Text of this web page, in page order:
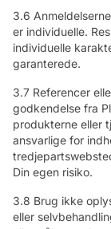
3.6
er individuelle.
individuelle
garanterede.
3.7 Referencer
godkendelse fra
produkterne eller
ansvarlige for
Din egen risiko.
3.8 Brug ikke
eller